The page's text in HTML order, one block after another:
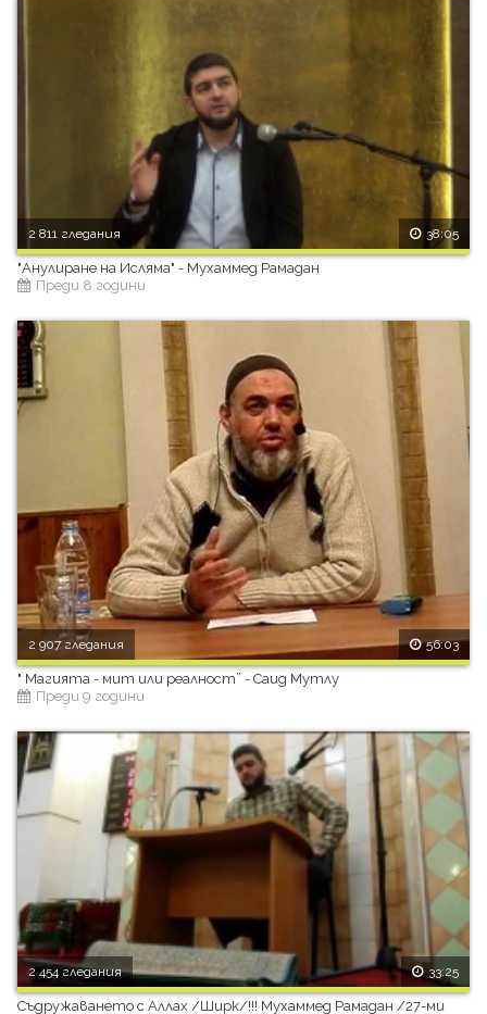
2 811 гледания 38:05
"Анулиране на Исляма" - Мухаммед Рамадан
Преди 8 години
2 907 гледания 56:03
" Магията - мит или реалност” - Саид Мутлу
Преди 9 години
2 454 гледания 33:25
Съдружаването с Аллах /Ширк/!!! Мухаммед Рамадан /27-ми